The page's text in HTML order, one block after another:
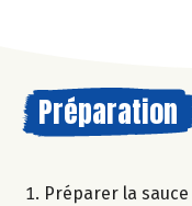
Préparation
Préparer la